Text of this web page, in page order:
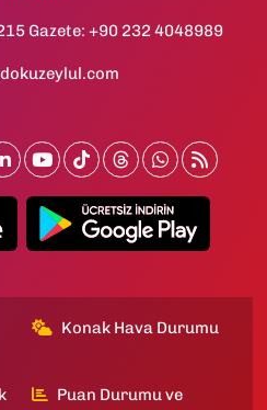
Gazete: +90 232 4048989
Konak Hava Durumu
Puan Durumu ve